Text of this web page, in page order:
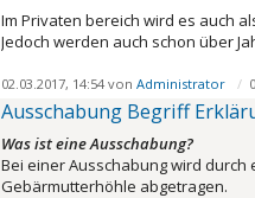
Im Privaten bereich wird es auch
Jedoch werden auch schon über
02.03.2017, 14:54 von Administrator
Ausschabung Begriff
Was ist eine Ausschabung?
Bei einer Ausschabung wird
Gebärmutterhöhle abgetragen.